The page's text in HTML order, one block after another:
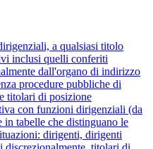
a qualsiasi titolo
inclusi quelli conferiti
dall'organo di indirizzo
procedure pubbliche di
titolari di posizione
con funzioni dirigenziali (da
in tabelle che distinguano le
dirigenti, dirigenti